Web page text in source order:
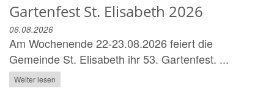
Gartenfest St. Elisabeth 2026
06.08.2026
Am Wochenende 22-23.08.2026 feiert die
Gemeinde St. Elisabeth ihr 53. Gartenfest. ...
Weiter lesen